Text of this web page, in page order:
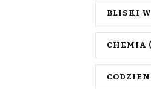
BLISKI
CHEMIA